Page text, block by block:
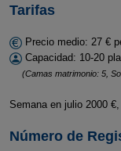
Tarifas
Precio medio: 27 €
Capacidad: 10-20
(Camas matrimonio: 5,
Semana en julio 2000
Número de